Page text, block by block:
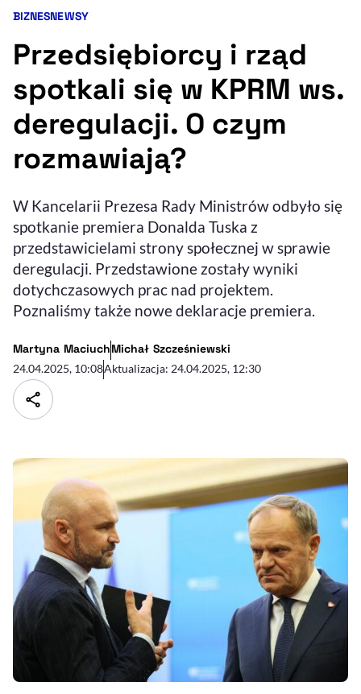
Ułatwienia dostępności wspierają:
Sprawdź, jak i dlaczego zwiększamy dostępność , otwiera się w nowym
Deklaracja dostępności, otwiera się w nowym oknie
Zgłoś problem
, otwiera się w
Kategorie artykułu:
BIZNESNEWSY
Przedsiębiorcy i rząd
spotkali się w KPRM ws.
deregulacji. O czym
rozmawiają?
W Kancelarii Prezesa Rady Ministrów odbyło się
spotkanie premiera Donalda Tuska z
przedstawicielami strony społecznej w sprawie
deregulacji. Przedstawione zostały wyniki
dotychczasowych prac nad projektem.
Poznaliśmy także nowe deklaracje premiera.
Martyna Maciuch- autor artykułu - profil
Michał Szcześniewski
24.04.2025, 10:08Aktualizacja: 24.04.2025, 12:30